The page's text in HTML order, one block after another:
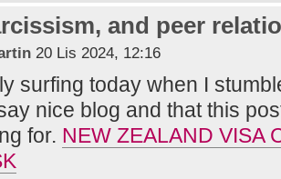
and peer
20 Lis 2024, 12:16
surfing today when I
nice blog and that this
for. NEW ZEALAND VISA